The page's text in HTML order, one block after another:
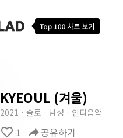
KYEOUL (겨울)
2021 · 솔로 · 남성 · 인디음악
favorite_border 1 reply공유하기